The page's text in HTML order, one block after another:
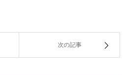
次の記事